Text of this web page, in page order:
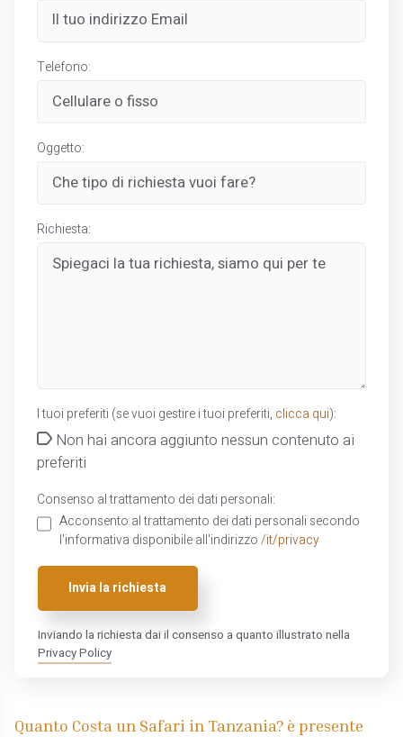
Telefono:
Oggetto:
Richiesta:
I tuoi preferiti (se vuoi gestire i tuoi preferiti, clicca qui):
Non hai ancora aggiunto nessun contenuto ai
preferiti
Consenso al trattamento dei dati personali:
Acconsento al trattamento dei dati personali secondo
l'informativa disponibile all'indirizzo /it/privacy
Invia la richiesta
Inviando la richiesta dai il consenso a quanto illustrato nella
Privacy Policy
Quanto Costa un Safari in Tanzania? è presente